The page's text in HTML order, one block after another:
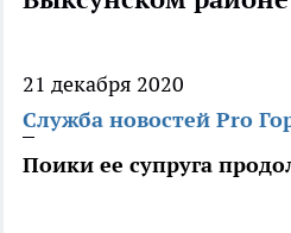
21 декабря 2020
Служба новостей Pro
Поики ее супруга